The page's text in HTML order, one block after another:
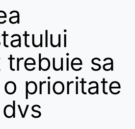
sa
prioritate